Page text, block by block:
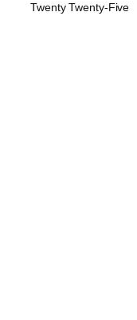
Twenty Twenty-Five